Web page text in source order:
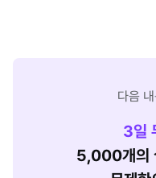
다음
3일
5,000개의